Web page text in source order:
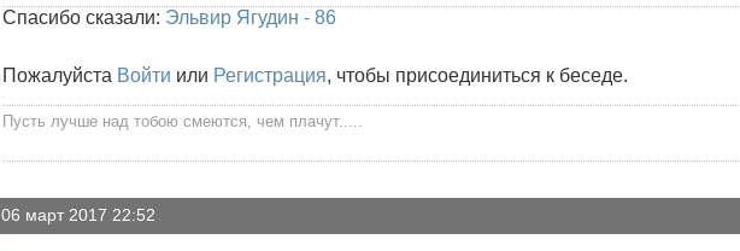
Спасибо сказали: Эльвир Ягудин - 86
Пожалуйста Войти или Регистрация, чтобы присоединиться к беседе.
Пусть лучше над тобою смеются, чем плачут.....
06 март 2017 22:52